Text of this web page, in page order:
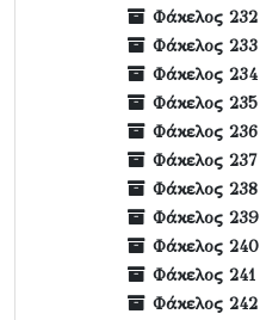
Φάκελος 232
Φάκελος 233
Φάκελος 234
Φάκελος 235
Φάκελος 236
Φάκελος 237
Φάκελος 238
Φάκελος 239
Φάκελος 240
Φάκελος 241
Φάκελος 242